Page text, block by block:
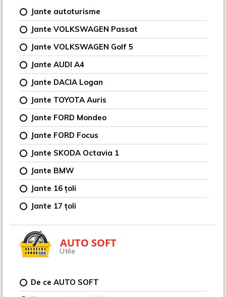
Jante autoturisme
Jante VOLKSWAGEN Passat
Jante VOLKSWAGEN Golf 5
Jante AUDI A4
Jante DACIA Logan
Jante TOYOTA Auris
Jante FORD Mondeo
Jante FORD Focus
Jante SKODA Octavia 1
Jante BMW
Jante 16 țoli
Jante 17 țoli
AUTO SOFT
Utile
De ce AUTO SOFT